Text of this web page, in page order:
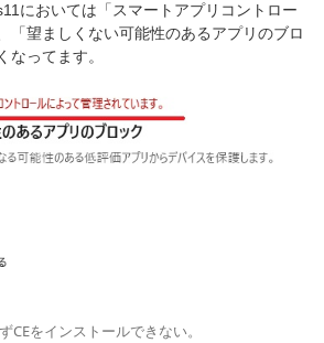
においては「スマートアプリコントロー
「望ましくない可能性のあるアプリのブロ
なってます。
CEをインストールできない。